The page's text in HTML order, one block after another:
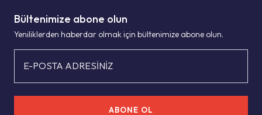
Bültenimize abone olun
Yeniliklerden haberdar olmak için bültenimize abone olun.
E-POSTA ADRESİNİZ
ABONE OL